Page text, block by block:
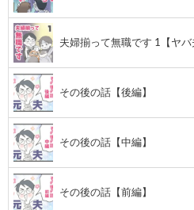
夫婦揃って無職です 1【ヤ
その後の話【後編】
その後の話【中編】
その後の話【前編】